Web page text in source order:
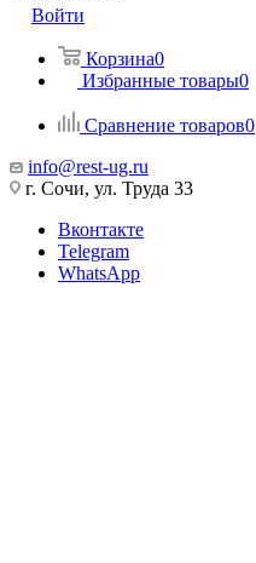
Войти
Корзина0
Избранные товары0
Сравнение товаров0
info@rest-ug.ru
г. Сочи, ул. Труда 33
Вконтакте
Telegram
WhatsApp